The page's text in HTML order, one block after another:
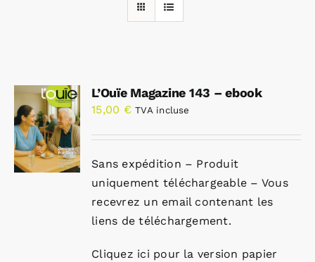
Annonces emploi
L’Ouïe Magazine 143 – ebook
15,00 € TVA incluse
Sans expédition – Produit
uniquement téléchargeable – Vous
recevrez un email contenant les
liens de téléchargement.
Cliquez ici pour la version papier